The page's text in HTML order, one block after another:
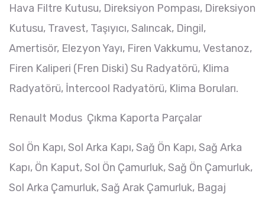
Hava Filtre Kutusu, Direksiyon Pompası, Direksiyon
Kutusu, Travest, Taşıyıcı, Salıncak, Dingil,
Amertisör, Elezyon Yayı, Firen Vakkumu, Vestanoz,
Firen Kaliperi (Fren Diski) Su Radyatörü, Klima
Radyatörü, İntercool Radyatörü, Klima Boruları.
Renault Modus Çıkma Kaporta Parçalar
Sol Ön Kapı, Sol Arka Kapı, Sağ Ön Kapı, Sağ Arka
Kapı, Ön Kaput, Sol Ön Çamurluk, Sağ Ön Çamurluk,
Sol Arka Çamurluk, Sağ Arak Çamurluk, Bagaj